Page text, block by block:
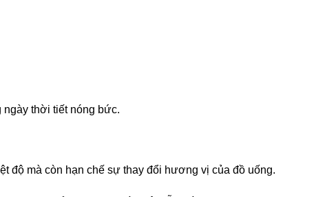
thời tiết nóng bức.
độ mà còn hạn chế sự thay đổi hương vị của đồ uống.